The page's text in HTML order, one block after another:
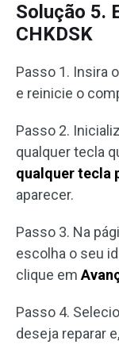
Solução 5.
CHKDSK
Passo 1. Insira
e reinicie o
Passo 2.
qualquer tecla
qualquer tecla
aparecer.
Passo 3. Na
escolha o seu
clique em
Passo 4.
deseja reparar